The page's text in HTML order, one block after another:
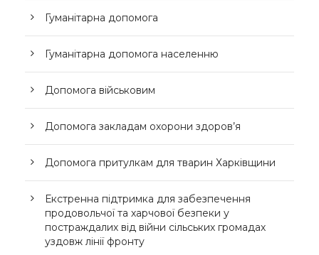
Гуманітарна допомога
Гуманітарна допомога населенню
Допомога військовим
Допомога закладам охорони здоров’я
Допомога притулкам для тварин Харківщини
Екстренна підтримка для забезпечення
продовольчої та харчової безпеки у
постраждалих від війни сільських громадах
уздовж лінії фронту